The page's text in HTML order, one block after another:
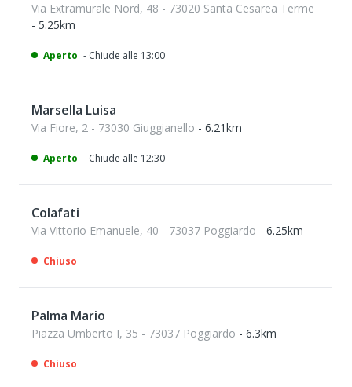
Via Extramurale Nord, 48 - 73020 Santa Cesarea Terme
- 5.25km
Aperto - Chiude alle 13:00
Marsella Luisa
Via Fiore, 2 - 73030 Giuggianello - 6.21km
Aperto - Chiude alle 12:30
Colafati
Via Vittorio Emanuele, 40 - 73037 Poggiardo - 6.25km
Chiuso
Palma Mario
Piazza Umberto I, 35 - 73037 Poggiardo - 6.3km
Chiuso